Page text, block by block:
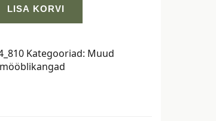
LISA KORVI
Kategooriad: Muud